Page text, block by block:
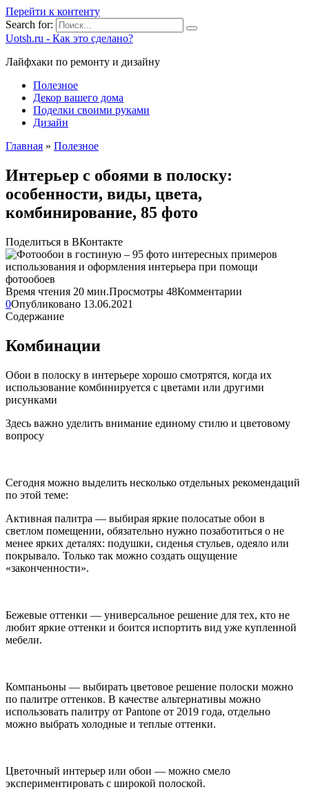
Перейти к контенту
Search for:
Uotsh.ru - Как это сделано?
Лайфхаки по ремонту и дизайну
Полезное
Декор вашего дома
Поделки своими руками
Дизайн
Главная » Полезное
Интерьер с обоями в полоску:
особенности, виды, цвета,
комбинирование, 85 фото
Поделиться в ВКонтакте
Время чтения 20 мин.Просмотры 48Комментарии
0Опубликовано 13.06.2021
Содержание
Комбинации
Обои в полоску в интерьере хорошо смотрятся, когда их
использование комбинируется с цветами или другими
рисунками
Здесь важно уделить внимание единому стилю и цветовому
вопросу
Сегодня можно выделить несколько отдельных рекомендаций
по этой теме:
Активная палитра — выбирая яркие полосатые обои в
светлом помещении, обязательно нужно позаботиться о не
менее ярких деталях: подушки, сиденья стульев, одеяло или
покрывало. Только так можно создать ощущение
«законченности».
Бежевые оттенки — универсальное решение для тех, кто не
любит яркие оттенки и боится испортить вид уже купленной
мебели.
Компаньоны — выбирать цветовое решение полоски можно
по палитре оттенков. В качестве альтернативы можно
использовать палитру от Pantone от 2019 года, отдельно
можно выбрать холодные и теплые оттенки.
Цветочный интерьер или обои — можно смело
экспериментировать с широкой полоской.